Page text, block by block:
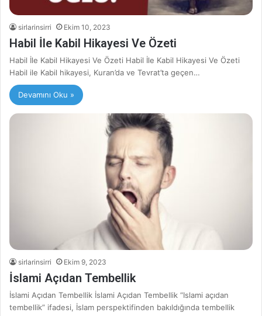
sirlarinsirri Ekim 10, 2023
Habil İle Kabil Hikayesi Ve Özeti
Habil İle Kabil Hikayesi Ve Özeti Habil İle Kabil Hikayesi Ve Özeti
Habil ile Kabil hikayesi, Kuran’da ve Tevrat’ta geçen…
Devamını Oku »
sirlarinsirri Ekim 9, 2023
İslami Açıdan Tembellik
İslami Açıdan Tembellik İslami Açıdan Tembellik “Islami açıdan
tembellik” ifadesi, İslam perspektifinden bakıldığında tembellik